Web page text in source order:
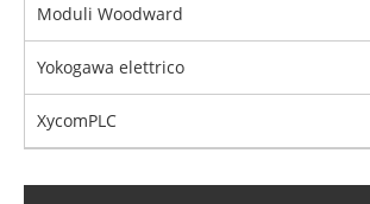
Moduli Woodward
Yokogawa elettrico
XycomPLC